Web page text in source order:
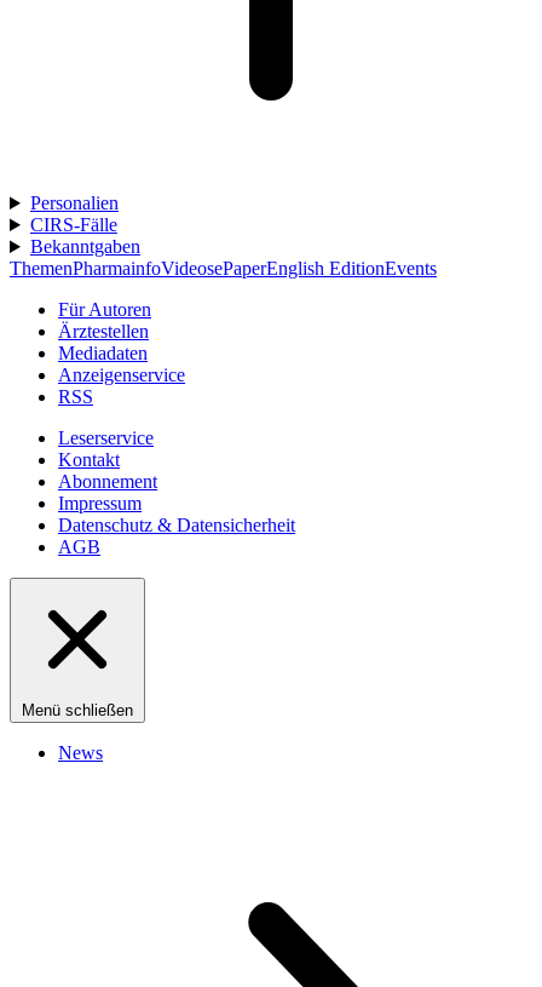
Personalien
CIRS-Fälle
Bekanntgaben
ThemenPharmainfoVideosePaperEnglish EditionEvents
Für Autoren
Ärztestellen
Mediadaten
Anzeigenservice
RSS
Leserservice
Kontakt
Abonnement
Impressum
Datenschutz & Datensicherheit
AGB
Menü schließen
News